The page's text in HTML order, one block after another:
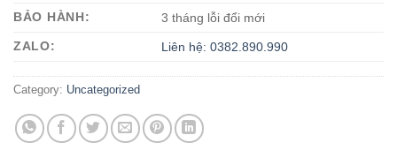
BẢO HÀNH:
3 tháng lỗi đổi mới
ZALO:
Liên hệ: 0382.890.990
Category: Uncategorized